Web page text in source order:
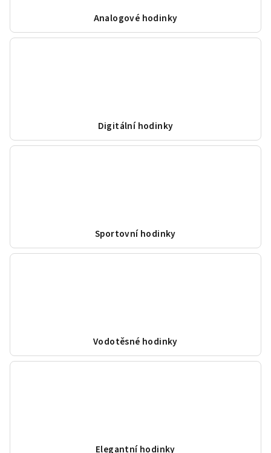
Analogové hodinky
Digitální hodinky
Sportovní hodinky
Vodotěsné hodinky
Elegantní hodinky